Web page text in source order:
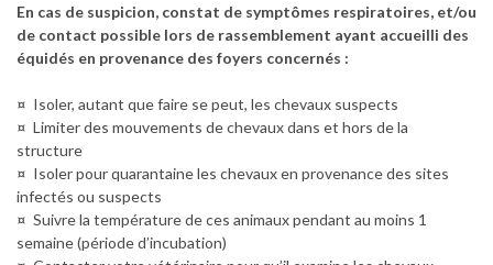
En cas de suspicion, constat de symptômes respiratoires, et/ou
de contact possible lors de rassemblement ayant accueilli des
équidés en provenance des foyers concernés :
¤ Isoler, autant que faire se peut, les chevaux suspects
¤ Limiter des mouvements de chevaux dans et hors de la
structure
¤ Isoler pour quarantaine les chevaux en provenance des sites
infectés ou suspects
¤ Suivre la température de ces animaux pendant au moins 1
semaine (période d’incubation)